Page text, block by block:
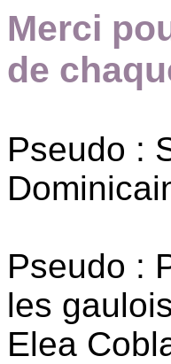
Merci
de
Pseudo :
Pseudo :
les
Elea